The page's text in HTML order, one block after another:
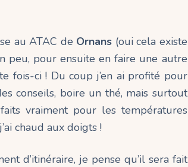
au ATAC de Ornans (oui cela existe
peu, pour ensuite en faire une autre
fois-ci ! Du coup j’en ai profité pour
conseils, boire un thé, mais surtout
vraiment pour les températures
chaud aux doigts !
d’itinéraire, je pense qu’il sera fait